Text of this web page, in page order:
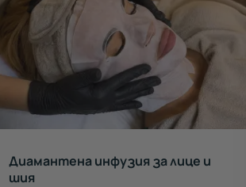
Диамантена инфузия за лице и
шия